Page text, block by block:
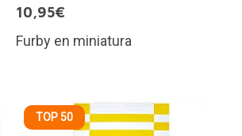
10,95€
Furby en miniatura
TOP 50